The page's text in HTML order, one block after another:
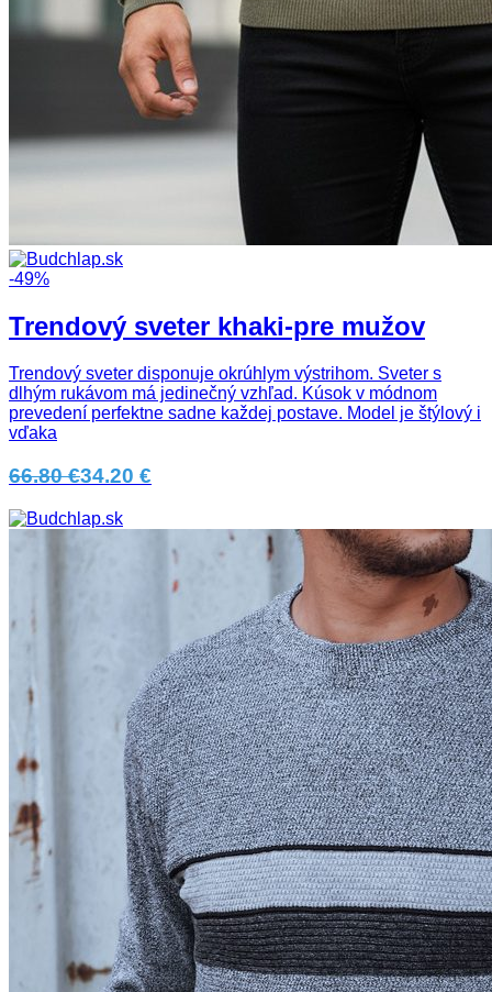
-49%
Trendový sveter khaki-pre mužov
Trendový sveter disponuje okrúhlym výstrihom. Sveter s
dlhým rukávom má jedinečný vzhľad. Kúsok v módnom
prevedení perfektne sadne každej postave. Model je štýlový i
vďaka
66.80 €34.20 €